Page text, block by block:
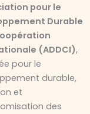
pour le
Durable
(ADDCI),
pour le
durable,
et
des